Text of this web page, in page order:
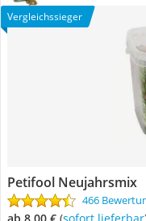
Vergleichssieger
Petifool Neujahrsmix
466